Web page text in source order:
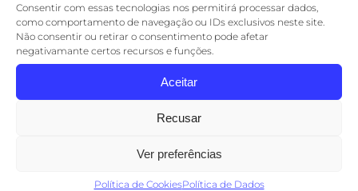
Consentir com essas tecnologias nos permitirá processar dados,
como comportamento de navegação ou IDs exclusivos neste site.
Não consentir ou retirar o consentimento pode afetar
negativamante certos recursos e funções.
Aceitar
Recusar
Ver preferências
Política de CookiesPolítica de Dados
Integração territorial dos
sistemas de abastecimento
público de água e de
saneamento
Ver Mais